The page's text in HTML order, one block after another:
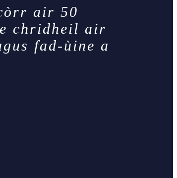
air 50
chridheil air
fad-ùine a